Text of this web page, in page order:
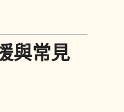
與常見